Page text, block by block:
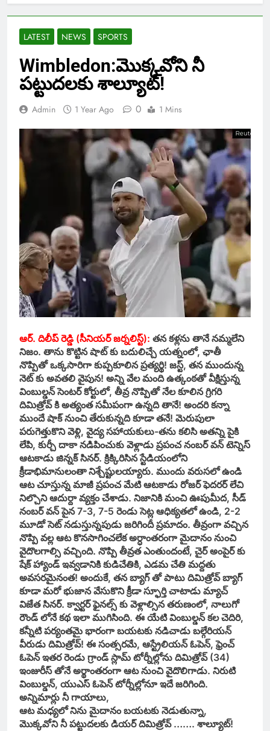
LATEST NEWS SPORTS
Wimbledon:మొక్కవోని నీ
పట్టుదలకు శాల్యూట్!
Admin 1 Year Ago 0 1 Mins
ఆర్. దిలీప్ రెడ్డి (సీనియర్ జర్నలిస్ట్): తన కళ్లను తానే నమ్మలేని
నిజం. తాను కొట్టిన షాట్ కు బదులిచ్చే యత్నంలో, ఛాతీ
నొప్పితో ఒక్కసారిగా కుప్పకూలిన ప్రత్యర్థి! జస్ట్, తన ముందున్న
నెట్ కు అవతలి వైపున! అన్ని వేల మంది ఉత్కంఠతో వీక్షిస్తున్న
వింబుల్డన్ సెంటర్ కోర్టులో, తీవ్ర నొప్పితో నేల కూలిన గ్రిగరి
దిమిత్రోవ్ కి అత్యంత సమీపంగా ఉన్నది తానే! అందరి కన్నా
ముందే షాక్ నుంచి తేరుకున్నది కూడా తనే! మెరుపులా
పరుగెత్తుకొని వెళ్లి, వైద్య సహాయకులు-తను కలిసి అతన్ని పైకి
లేపి, కుర్చీ దాకా నడిపించుకు వెళ్లాడు ప్రపంచ నంబర్ వన్ టెన్నిస్
ఆటకాడు జిన్నక్ సినర్. క్రిక్కిరిసిన స్టేడియంలోని
క్రీడాభిమానులంతా నిశ్చేష్టులయ్యారు. ముందు వరుసలో ఉండి
ఆట చూస్తున్న మాజీ ప్రపంచ మేటి ఆటకాడు రోజర్ ఫెదరర్ లేచి
నిల్చొని ఆదుర్దా వ్యక్తం చేశాడు. నిజానికి మంచి ఊపుమీద, సీడ్
నంబర్ వన్ పైన 7-3, 7-5 రెండు సెట్ల ఆధిక్యతలో ఉండి, 2-2
మూడో సెట్ నడుస్తున్నపుడు జరిగిందీ ప్రమాదం. తీవ్రంగా వచ్చిన
నొప్పి వల్ల ఆట కొనసాగించలేక అర్ధాంతరంగా మైదానం నుంచి
వైదొలగాల్సి వచ్చింది. నొప్పి తీవ్రత ఎంతుందంటే, చైర్ అంపైర్ కు
షేక్ హ్యాండ్ ఇవ్వడానికి కుడిచేతికి, ఎడమ చేతి మద్దతు
అవసరమైనంత! అందుకే, తన బ్యాగ్ తో పాటు దిమిత్రోవ్ బ్యాగ్
కూడా మరో భుజాన వేసుకొని క్రీడా స్ఫూర్తి చాటాడు మ్యాచ్
విజేత సినర్. క్వార్టర్ ఫైనల్స్ కు వెళ్లాల్సిన తరుణంలో, నాలుగో
రౌండ్ లోనే కథ ఇలా ముగిసింది. ఈ యేటి వింబుల్డన్ కల చెదిరి,
కన్నీటి పర్యంతమై భారంగా బయటకు నడిచాడు బల్గేరియన్
వీరుడు దిమిత్రోవ్! ఈ సంత్సరమే, ఆస్ట్రేలియన్ ఓపెన్, ఫ్రెంచ్
ఓపెన్ ఇతర రెండు గ్రాండ్ స్లామ్ టోర్నీల్లోను దిమిత్రోవ్ (34)
ఇంజురీస్ తోనే అర్థాంతరంగా ఆట నుంచి వైదొలిగాడు. నిరుటి
వింబుల్డన్, యుఎస్ ఓపెన్ టోర్నీల్లోనూ ఇదే జరిగింది.
అన్నిమార్లు నీ గాయాలు,
ఆట మధ్యలో నిను మైదానం బయటకు నెడుతున్నా,
మొక్కవోని నీ పట్టుదలకు డియర్ దిమిత్రోవ్ ……. శాల్యూట్!